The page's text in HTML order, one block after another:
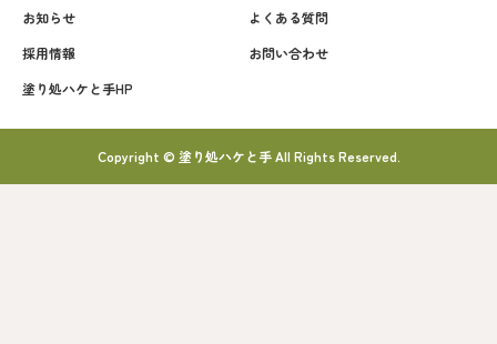
お知らせ
よくある質問
採用情報
お問い合わせ
塗り処ハケと手HP
Copyright © 塗り処ハケと手 All Rights Reserved.